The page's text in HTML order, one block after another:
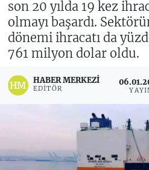
son 20 yılda 19 kez
olmayı başardı.
dönemi ihracatı da
761 milyon dolar oldu.
HABER MERKEZI
EDITÖR